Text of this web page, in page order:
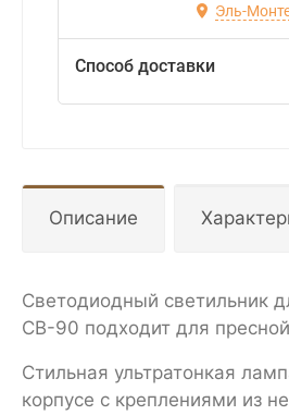
Эль-
Способ доставки
Описание
Светодиодный светильник
CB-90 подходит для
Стильная ультратонкая
корпусе с креплениями из